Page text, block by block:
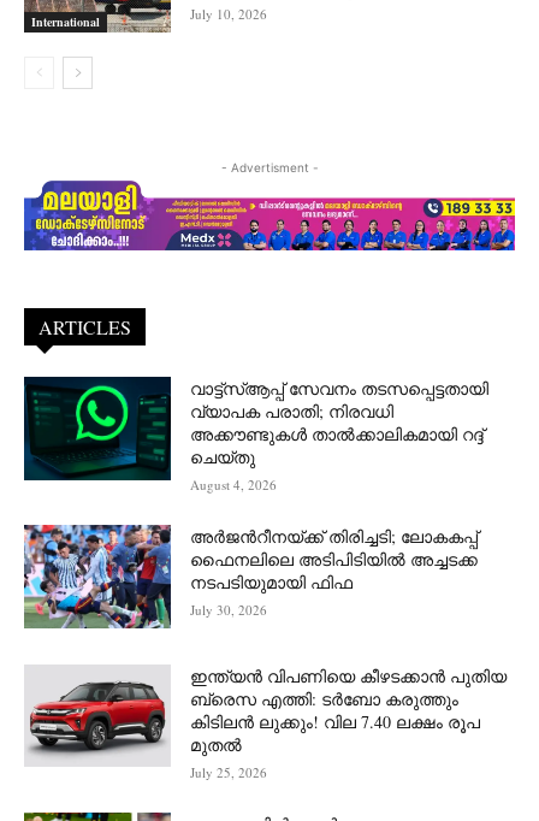
International July 10, 2026
- Advertisment -
ARTICLES
വാട്ട്‌സ്ആപ്പ് സേവനം തടസപ്പെട്ടതായി
വ്യാപക പരാതി; നിരവധി
അക്കൗണ്ടുകൾ താൽക്കാലികമായി റദ്ദ്
ചെയ്തു
August 4, 2026
അർജന്‍റീനയ്ക്ക് തിരിച്ചടി; ലോകകപ്പ്
ഫൈനലിലെ അടിപിടിയിൽ അച്ചടക്ക
നടപടിയുമായി ഫിഫ
July 30, 2026
ഇന്ത്യൻ വിപണിയെ കീഴടക്കാന്‍ പുതിയ
ബ്രെസ എത്തി: ടർബോ കരുത്തും
കിടിലൻ ലുക്കും! വില 7.40 ലക്ഷം രൂപ
മുതൽ
July 25, 2026